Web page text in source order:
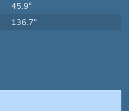
45.9°
136.7°